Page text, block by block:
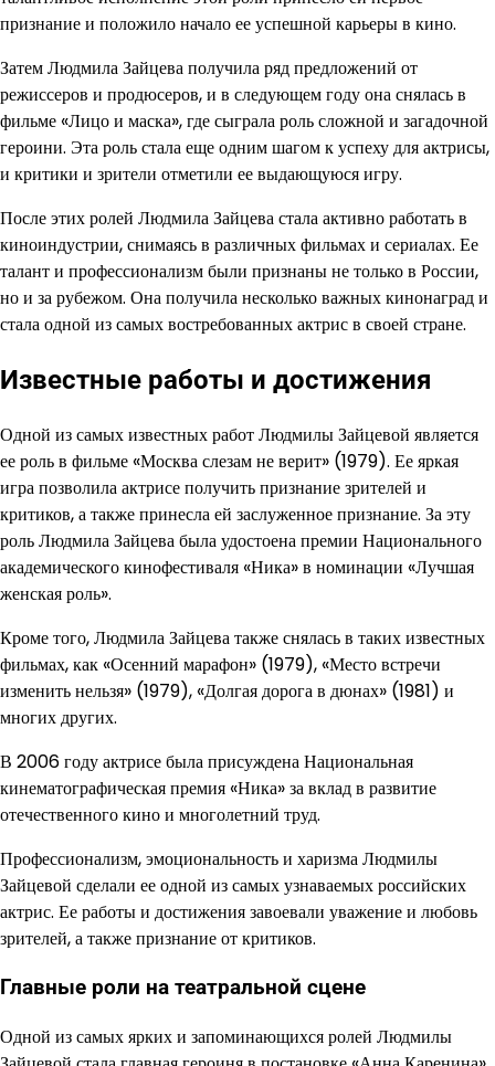
признание и положило начало ее успешной карьеры в кино.
Затем Людмила Зайцева получила ряд предложений от
режиссеров и продюсеров, и в следующем году она снялась в
фильме «Лицо и маска», где сыграла роль сложной и загадочной
героини. Эта роль стала еще одним шагом к успеху для актрисы,
и критики и зрители отметили ее выдающуюся игру.
После этих ролей Людмила Зайцева стала активно работать в
киноиндустрии, снимаясь в различных фильмах и сериалах. Ее
талант и профессионализм были признаны не только в России,
но и за рубежом. Она получила несколько важных кинонаград и
стала одной из самых востребованных актрис в своей стране.
Известные работы и достижения
Одной из самых известных работ Людмилы Зайцевой является
ее роль в фильме «Москва слезам не верит» (1979). Ее яркая
игра позволила актрисе получить признание зрителей и
критиков, а также принесла ей заслуженное признание. За эту
роль Людмила Зайцева была удостоена премии Национального
академического кинофестиваля «Ника» в номинации «Лучшая
женская роль».
Кроме того, Людмила Зайцева также снялась в таких известных
фильмах, как «Осенний марафон» (1979), «Место встречи
изменить нельзя» (1979), «Долгая дорога в дюнах» (1981) и
многих других.
В 2006 году актрисе была присуждена Национальная
кинематографическая премия «Ника» за вклад в развитие
отечественного кино и многолетний труд.
Профессионализм, эмоциональность и харизма Людмилы
Зайцевой сделали ее одной из самых узнаваемых российских
актрис. Ее работы и достижения завоевали уважение и любовь
зрителей, а также признание от критиков.
Главные роли на театральной сцене
Одной из самых ярких и запоминающихся ролей Людмилы